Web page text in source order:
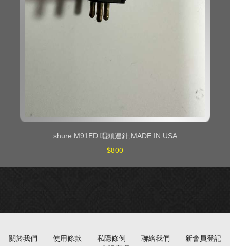
shure M91ED 唱頭連針,MADE IN USA
$800
關於我們 使用條款 私隱條例 聯絡我們
新會員登記